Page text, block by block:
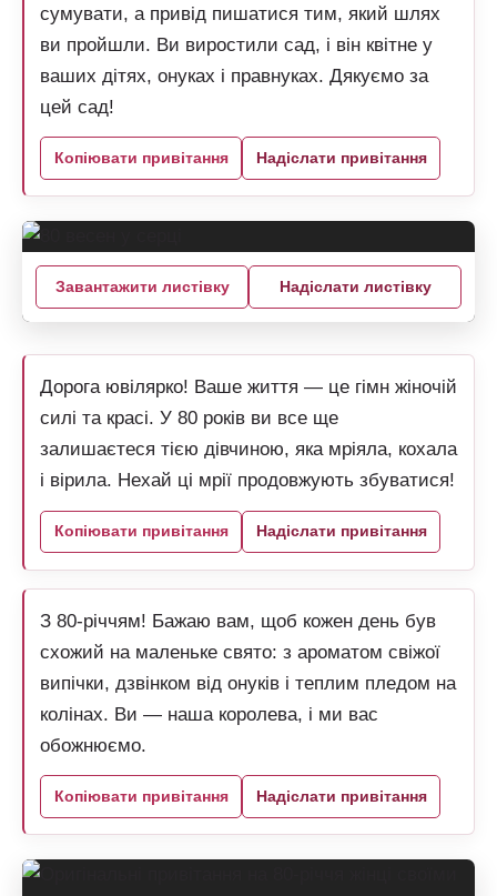
сумувати, а привід пишатися тим, який шлях
ви пройшли. Ви виростили сад, і він квітне у
ваших дітях, онуках і правнуках. Дякуємо за
цей сад!
Копіювати привітання Надіслати привітання
Завантажити листівку Надіслати листівку
Дорога ювілярко! Ваше життя — це гімн жіночій
силі та красі. У 80 років ви все ще
залишаєтеся тією дівчиною, яка мріяла, кохала
і вірила. Нехай ці мрії продовжують збуватися!
Копіювати привітання Надіслати привітання
З 80-річчям! Бажаю вам, щоб кожен день був
схожий на маленьке свято: з ароматом свіжої
випічки, дзвінком від онуків і теплим пледом на
колінах. Ви — наша королева, і ми вас
обожнюємо.
Копіювати привітання Надіслати привітання